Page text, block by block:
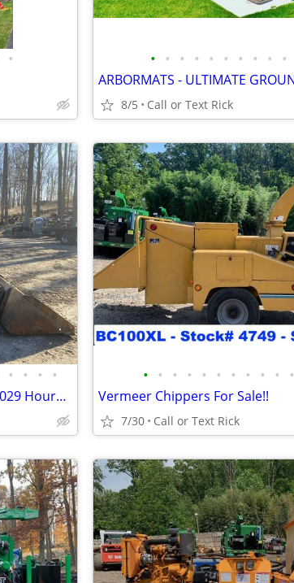
• • • • • • • • • • •
8/5 Call or Text Rick
• • • •
2016 Bobcat A770 High Flow with 3029 Hours !!! #4964
• • • • • • • • • • •
Vermeer Chippers For Sale!!
7/30 Call or Text Rick